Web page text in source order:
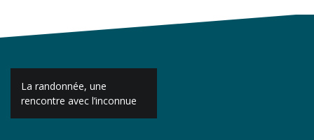
Navigation
de
l’article
La randonnée, une
rencontre avec l’inconnue